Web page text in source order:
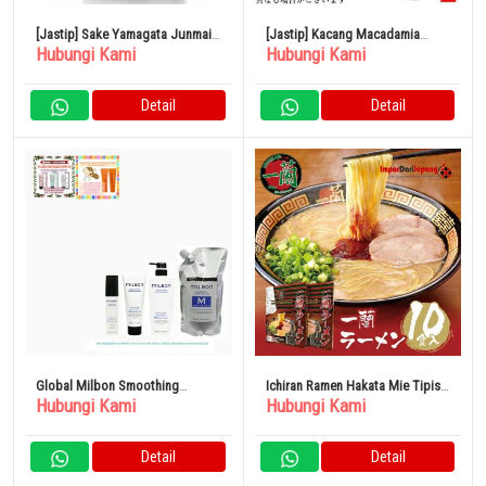
[Jastip] Sake Yamagata Junmai
Daiginjo 1800ml
Hubungi Kami
Detail
[Jastip] Kacang Macadamia
Organik Alisan Mentah 1kg
Hubungi Kami
Detail
Global Milbon Smoothing
Treatment Medium Hair
Hubungi Kami
Detail
Ichiran Ramen Hakata Mie Tipis
Hakata
Hubungi Kami
Detail